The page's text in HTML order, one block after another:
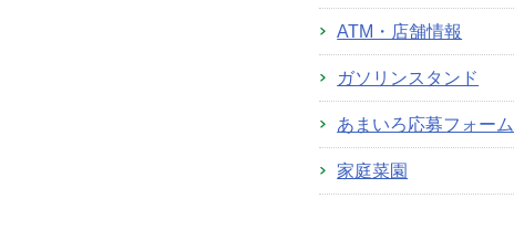
ATM・店舗情報
ガソリンスタンド
あまいろ応募フォーム
家庭菜園